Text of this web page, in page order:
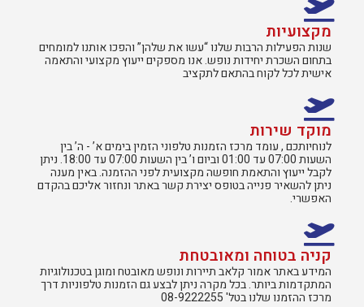
מקצועיות
שנות הפעילות הרבות שלנו “עשו את שלהן” והפכו אותנו למומחים
בתחום השכרת יחידות נופש. אנו מספקים ייעוץ מקצועי והתאמה
אישית לכל לקוח בהתאם לתקציב
מוקד שירות
לנוחיותכם , עומד מרכז הזמנות טלפוני הזמין בימים א’ - ה’ בין
השעות 07:00 עד 01:00 וביום ו’ בין השעות 07:00 עד 18:00. ניתן
לקבל ייעוץ והתאמת חופשה מקצועית לפני ההזמנה. באין מענה
ניתן להשאיר פנייה בטופס יצירת קשר באתר ונחזור אליכם בהקדם
האפשרי.
קניה בטוחה ומאובטחת
המידע באתר אמור קלאב תיירות ונופש מאובטח ומוגן בטכנולוגיות
המתקדמות ביותר. בכל מקרה ניתן לבצע גם הזמנות טלפוניות דרך
מרכז ההזמנו שלנו בטל' 08-9222255